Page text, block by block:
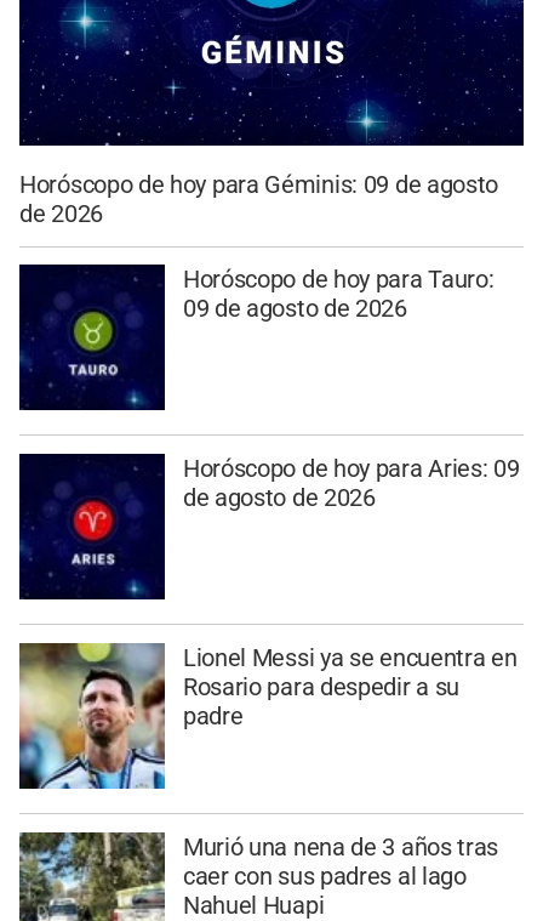
Horóscopo de hoy para Géminis: 09 de agosto
de 2026
Horóscopo de hoy para Tauro:
09 de agosto de 2026
Horóscopo de hoy para Aries: 09
de agosto de 2026
Lionel Messi ya se encuentra en
Rosario para despedir a su
padre
Murió una nena de 3 años tras
caer con sus padres al lago
Nahuel Huapi